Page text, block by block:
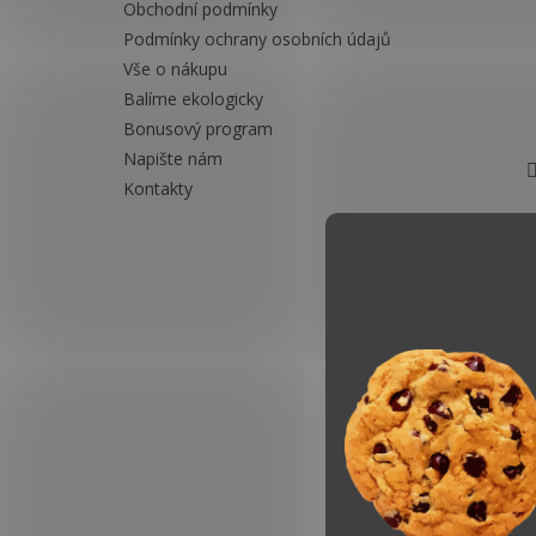
Obchodní podmínky
Podmínky ochrany osobních údajů
Vše o nákupu
Balíme ekologicky
Bonusový program
Napište nám
Kontakty